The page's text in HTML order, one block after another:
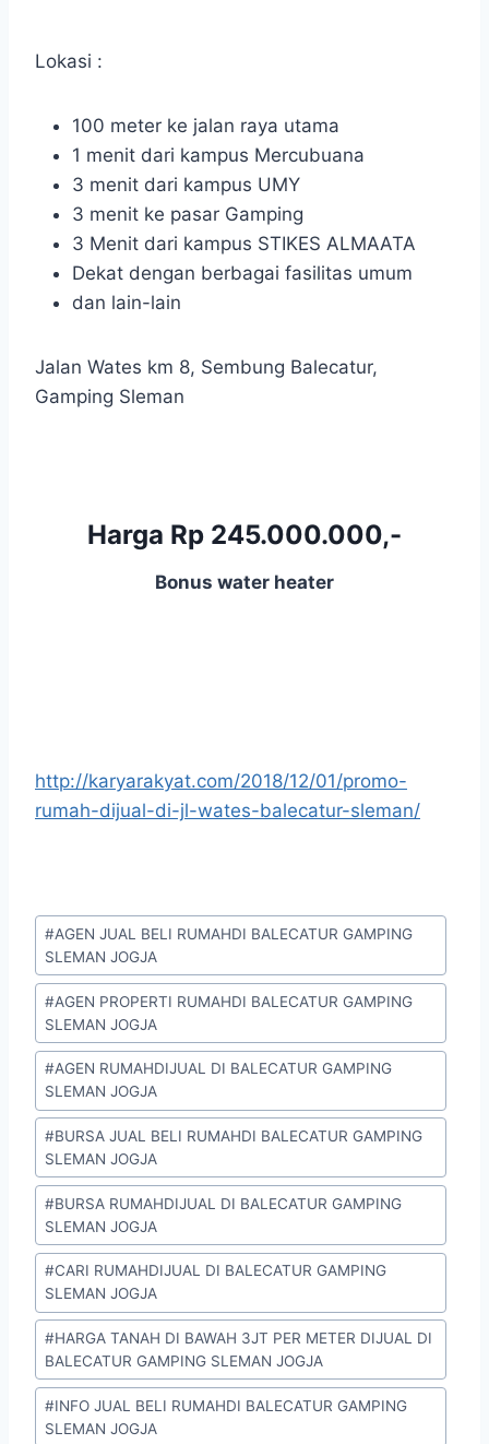
Lokasi :
100 meter ke jalan raya utama
1 menit dari kampus Mercubuana
3 menit dari kampus UMY
3 menit ke pasar Gamping
3 Menit dari kampus STIKES ALMAATA
Dekat dengan berbagai fasilitas umum
dan lain-lain
Jalan Wates km 8, Sembung Balecatur,
Gamping Sleman
Harga Rp 245.000.000,-
Bonus water heater
http://karyarakyat.com/2018/12/01/promo-
rumah-dijual-di-jl-wates-balecatur-sleman/
#AGEN JUAL BELI RUMAHDI BALECATUR GAMPING
SLEMAN JOGJA
#AGEN PROPERTI RUMAHDI BALECATUR GAMPING
SLEMAN JOGJA
#AGEN RUMAHDIJUAL DI BALECATUR GAMPING
SLEMAN JOGJA
#BURSA JUAL BELI RUMAHDI BALECATUR GAMPING
SLEMAN JOGJA
#BURSA RUMAHDIJUAL DI BALECATUR GAMPING
SLEMAN JOGJA
#CARI RUMAHDIJUAL DI BALECATUR GAMPING
SLEMAN JOGJA
#HARGA TANAH DI BAWAH 3JT PER METER DIJUAL DI
BALECATUR GAMPING SLEMAN JOGJA
#INFO JUAL BELI RUMAHDI BALECATUR GAMPING
SLEMAN JOGJA